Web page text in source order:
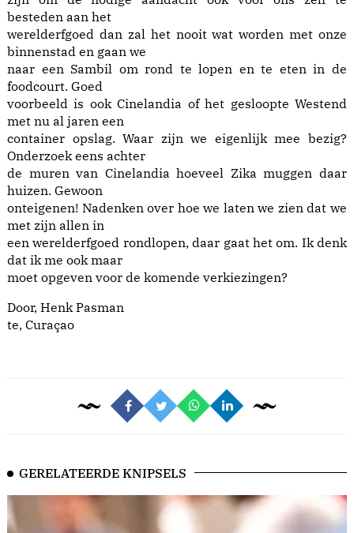
besteden aan het
werelderfgoed dan zal het nooit wat worden met onze
binnenstad en gaan we
naar een Sambil om rond te lopen en te eten in de
foodcourt. Goed
voorbeeld is ook Cinelandia of het gesloopte Westend
met nu al jaren een
container opslag. Waar zijn we eigenlijk mee bezig?
Onderzoek eens achter
de muren van Cinelandia hoeveel Zika muggen daar
huizen. Gewoon
onteigenen! Nadenken over hoe we laten we zien dat we
met zijn allen in
een werelderfgoed rondlopen, daar gaat het om. Ik denk
dat ik me ook maar
moet opgeven voor de komende verkiezingen?
Door, Henk Pasman
te, Curaçao
GERELATEERDE KNIPSELS